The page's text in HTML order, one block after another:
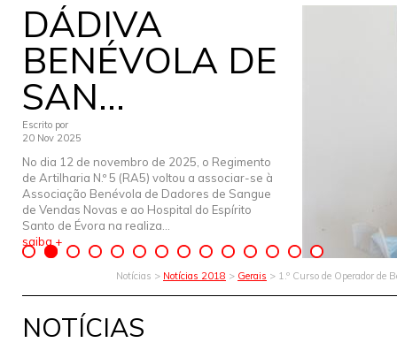
DÁDIVA
BENÉVOLA DE
SAN...
Escrito por
20 Nov 2025
No dia 12 de novembro de 2025, o Regimento
de Artilharia N.º 5 (RA5) voltou a associar-se à
Associação Benévola de Dadores de Sangue
de Vendas Novas e ao Hospital do Espírito
Santo de Évora na realiza...
saiba +
Notícias > Notícias 2018 > Gerais > 1.º Curso de Operador de
NOTÍCIAS